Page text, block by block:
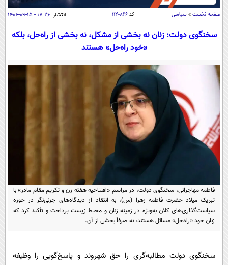
اقتصاد
اقتصادی
خودرو
جامعه
اجتماعی
سلامت
یک برش دانایی
محیط زیست
سفر و تفریح
ورزشی
بین الملل
سیاست خارجی
فرهنگ و هنر
علم و دانش
فناوری و It
علمی
اخبار کریپتو
قرآن
گوناگون
سرگرمی
باشگاه مغز
مجله تصویری سلاح
فیلم
ورزش
سیاست
عصر ایران 2
خواندنی ها و دیدنی ها
داستان کوتاه
پیامک
آموزش زبان
صفحه نخست » سیاسی کد۱۱۲۰۸۶۶ انتشار: ۱۷:۲۶ - ۱۵-۰۹-۱۴۰۴
سخنگوی دولت: زنان نه بخشی از مشکل، نه بخشی از راه‌حل، بلکه
«خود راه‌حل» هستند
فاطمه مهاجرانی، سخنگوی دولت، در مراسم «افتتاحیه هفته زن و تکریم مقام مادر» با
تبریک میلاد حضرت فاطمه زهرا (س)، به انتقاد از دیدگاه‌های جزئی‌نگر در حوزه
سیاست‌گذاری‌های کلان به‌ویژه در زمینه زنان و محیط زیست پرداخت و تأکید کرد که
زنان خود «راه‌حل» مسائل هستند، نه صرفاً بخشی از آن.
سخنگوی دولت مطالبه‌گری را حق شهروند و پاسخ‌گویی را وظیفه